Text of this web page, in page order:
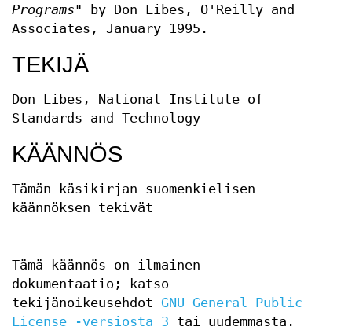
Programs"
by Don Libes, O'Reilly and
Associates, January 1995.
TEKIJÄ
Don Libes, National Institute of
Standards and Technology
KÄÄNNÖS
Tämän käsikirjan suomenkielisen
käännöksen tekivät
Tämä käännös on ilmainen
dokumentaatio; katso
tekijänoikeusehdot GNU General Public
License -versiosta 3 tai uudemmasta.